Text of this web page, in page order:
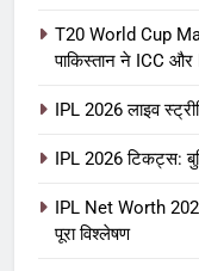
T20 World Cup
पाकिस्तान ने ICC और
IPL 2026 लाइव
IPL 2026 टिकट्स:
IPL Net Worth
पूरा विश्लेषण